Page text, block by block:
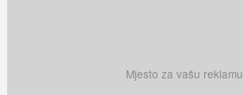
Mjesto za vašu reklamu